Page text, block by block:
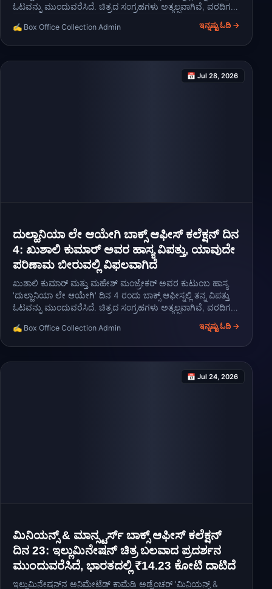
ಓಟವನ್ನು ಮುಂದುವರೆಸಿದೆ. ಚಿತ್ರದ ಸಂಗ್ರಹಗಳು ಅತ್ಯಲ್ಪವಾಗಿವೆ, ವರದಿಗಳು
✍️ Box Office Collection Admin ಇನ್ನಷ್ಟು ಓದಿ →
📅 Jul 28, 2026
ದುಲ್ಹಾನಿಯಾ ಲೇ ಆಯೇಗಿ ಬಾಕ್ಸ್ ಆಫೀಸ್ ಕಲೆಕ್ಷನ್ ದಿನ
4: ಖುಶಾಲಿ ಕುಮಾರ್ ಅವರ ಹಾಸ್ಯ ವಿಪತ್ತು, ಯಾವುದೇ
ಪರಿಣಾಮ ಬೀರುವಲ್ಲಿ ವಿಫಲವಾಗಿದೆ
ಖುಶಾಲಿ ಕುಮಾರ್ ಮತ್ತು ಮಹೇಶ್ ಮಂಜ್ರೇಕರ್ ಅವರ ಕುಟುಂಬ ಹಾಸ್ಯ
'ದುಲ್ಹಾನಿಯಾ ಲೇ ಆಯೇಗಿ' ದಿನ 4 ರಂದು ಬಾಕ್ಸ್ ಆಫೀಸ್ನಲ್ಲಿ ತನ್ನ ವಿಪತ್ತು
ಓಟವನ್ನು ಮುಂದುವರೆಸಿದೆ. ಚಿತ್ರದ ಸಂಗ್ರಹಗಳು ಅತ್ಯಲ್ಪವಾಗಿವೆ, ವರದಿಗಳು
✍️ Box Office Collection Admin ಇನ್ನಷ್ಟು ಓದಿ →
📅 Jul 24, 2026
ಮಿನಿಯನ್ಸ್ & ಮಾನ್ಸ್ಟರ್ಸ್ ಬಾಕ್ಸ್ ಆಫೀಸ್ ಕಲೆಕ್ಷನ್
ದಿನ 23: ಇಲ್ಲುಮಿನೇಷನ್ ಚಿತ್ರ ಬಲವಾದ ಪ್ರದರ್ಶನ
ಮುಂದುವರೆಸಿದೆ, ಭಾರತದಲ್ಲಿ ₹14.23 ಕೋಟಿ ದಾಟಿದೆ
ಇಲ್ಲುಮಿನೇಷನ್‌ನ ಅನಿಮೇಟೆಡ್ ಕಾಮೆಡಿ ಅಡ್ವೆಂಚರ್ 'ಮಿನಿಯನ್ಸ್ &